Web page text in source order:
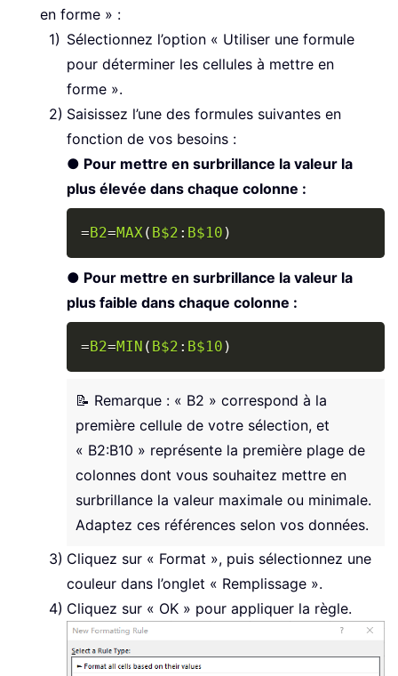
en forme » :
Sélectionnez l’option « Utiliser une formule
pour déterminer les cellules à mettre en
forme ».
Saisissez l’une des formules suivantes en
fonction de vos besoins :
● Pour mettre en surbrillance la valeur la
plus élevée dans chaque colonne :
= B2=MAX( B$2 : B$10 )
● Pour mettre en surbrillance la valeur la
plus faible dans chaque colonne :
= B2=MIN ( B$2 : B$10 )
📝 Remarque : « B2 » correspond à la
première cellule de votre sélection, et
« B2:B10 » représente la première plage de
colonnes dont vous souhaitez mettre en
surbrillance la valeur maximale ou minimale.
Adaptez ces références selon vos données.
Cliquez sur « Format », puis sélectionnez une
couleur dans l’onglet « Remplissage ».
Cliquez sur « OK » pour appliquer la règle.